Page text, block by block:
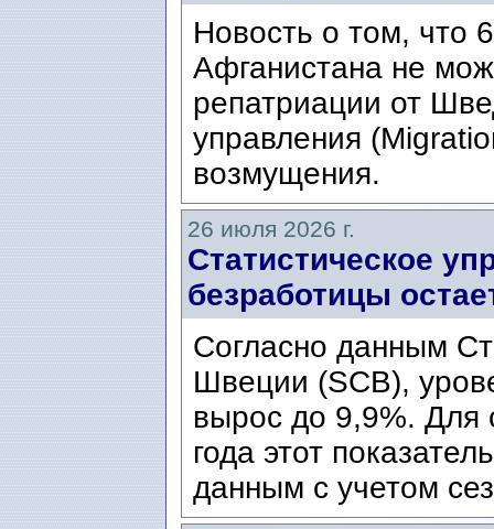
Новость о том, что
Афганистана не
репатриации от
управления
возмущения.
26 июля 2026 г.
Статистическое
безработицы
Согласно данным
Швеции (SCB),
вырос до 9,9%. Для
года этот
данным с учетом